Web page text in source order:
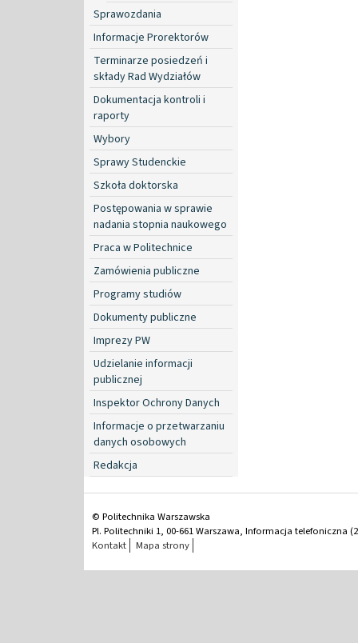
Sprawozdania
Informacje Prorektorów
Terminarze posiedzeń i
składy Rad Wydziałów
Dokumentacja kontroli i
raporty
Wybory
Sprawy Studenckie
Szkoła doktorska
Postępowania w sprawie
nadania stopnia naukowego
Praca w Politechnice
Zamówienia publiczne
Programy studiów
Dokumenty publiczne
Imprezy PW
Udzielanie informacji
publicznej
Inspektor Ochrony Danych
Informacje o przetwarzaniu
danych osobowych
Redakcja
© Politechnika Warszawska
Pl. Politechniki 1, 00-661 Warszawa, Informacja telefoniczna
Kontakt
Mapa strony